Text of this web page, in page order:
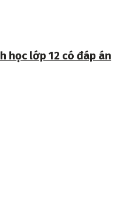
học lớp 12 có đáp án